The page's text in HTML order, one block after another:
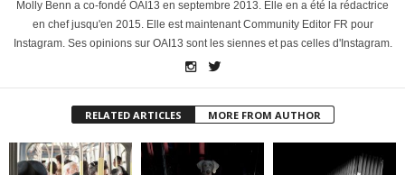
Molly Benn a co-fondé OAI13 en septembre 2013. Elle en a été la rédactrice
en chef jusqu'en 2015. Elle est maintenant Community Editor FR pour
Instagram. Ses opinions sur OAI13 sont les siennes et pas celles d'Instagram.
RELATED ARTICLES MORE FROM AUTHOR